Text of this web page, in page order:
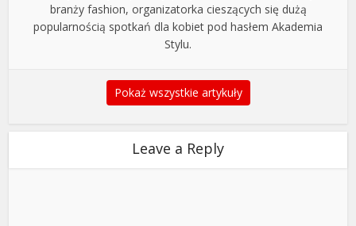
branży fashion, organizatorka cieszących się dużą
popularnością spotkań dla kobiet pod hasłem Akademia
Stylu.
Pokaż wszystkie artykuły
Leave a Reply